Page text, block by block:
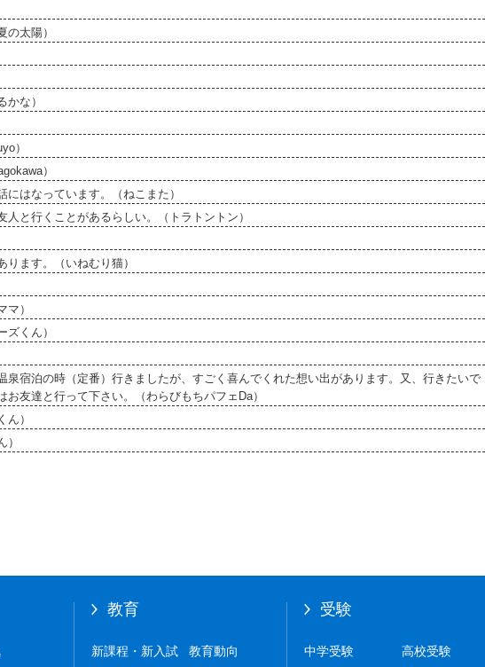
太陽）
な）
）
）
はなっています。（ねこまた）
と行くことがあるらしい。（トラトントン）
ます。（いねむり猫）
）
くん）
泉宿泊の時（定番）行きましたが、すごく喜んでくれた想い出があります。又、行きたいで
友達と行って下さい。（わらびもちパフェDa）
）
教育
新課程・新入試 教育動向
受験
中学受験 高校受験